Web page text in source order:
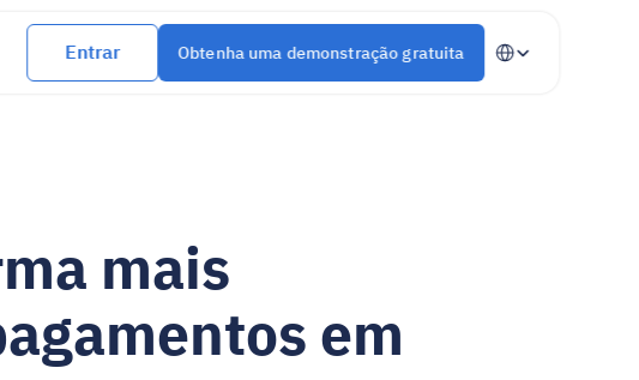
Entrar Obtenha uma demonstração gratuita
Select Language
mais
em